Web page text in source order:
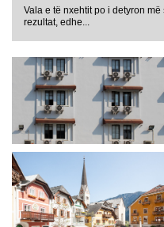
Vala e të nxehtit po i detyron
rezultat, edhe...
AUSTRI